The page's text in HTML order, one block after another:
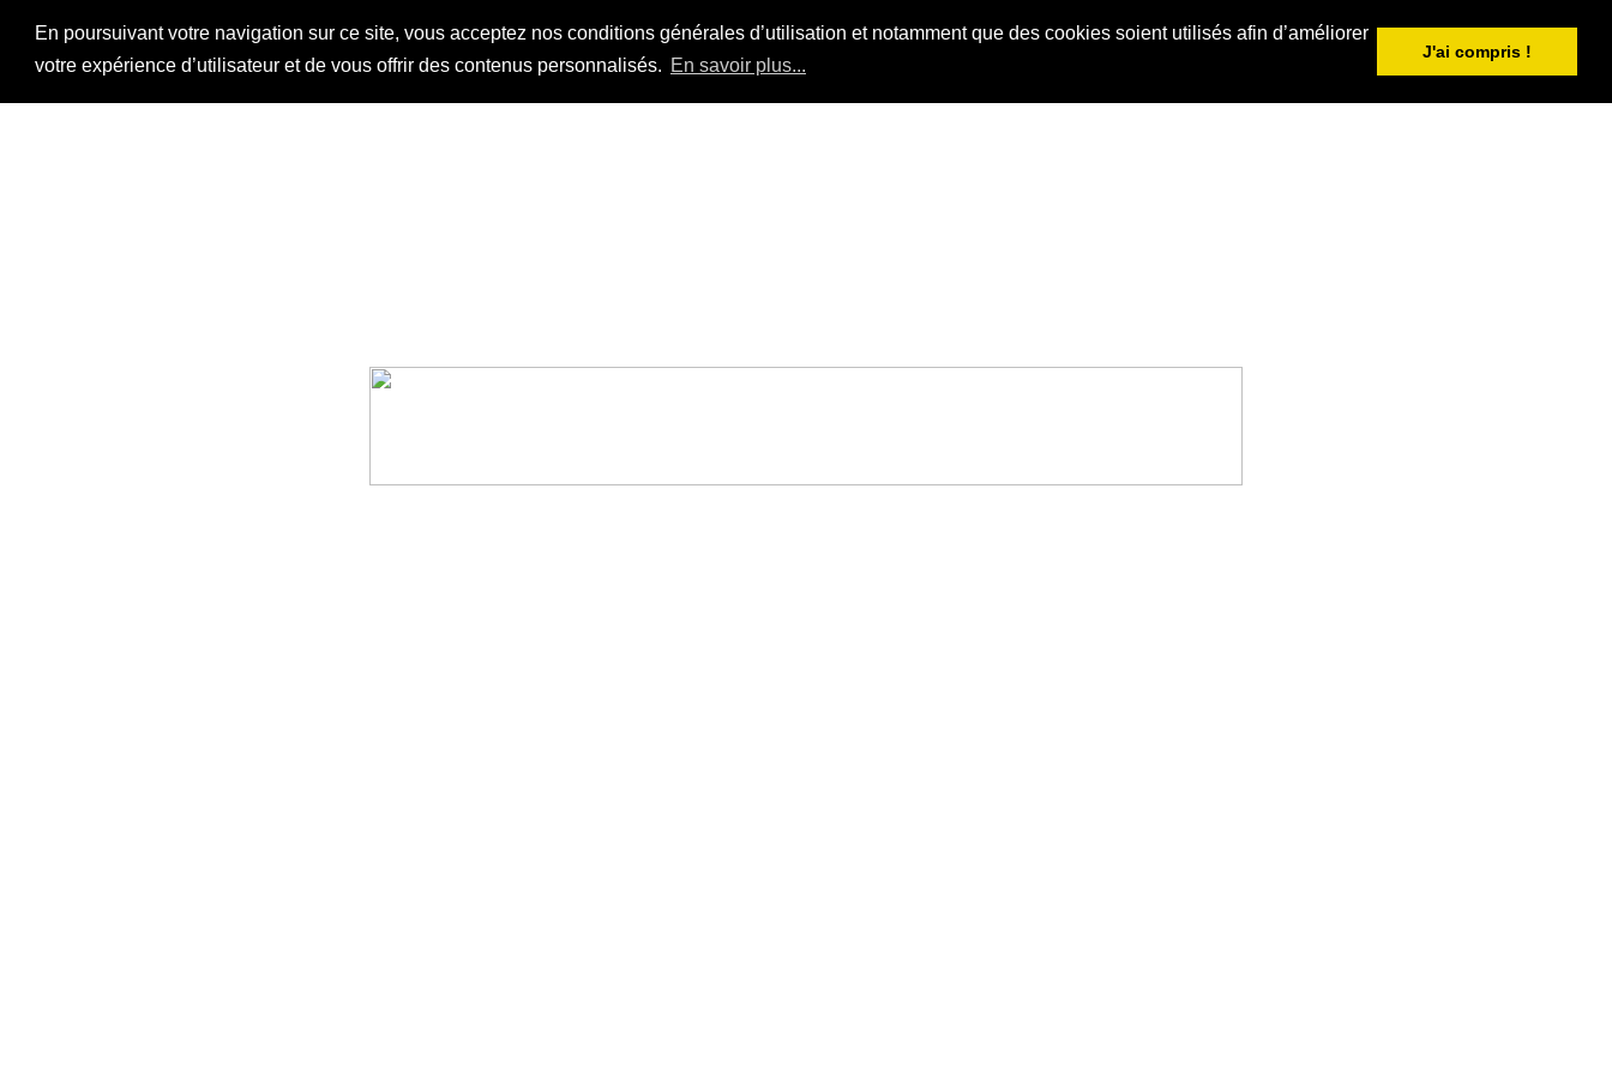
En poursuivant votre navigation sur ce site, vous acceptez nos conditions générales d’utilisation et notamment que des cookies soient utilisés afin d’améliorer
votre expérience d’utilisateur et de vous offrir des contenus personnalisés. En savoir plus...
J'ai compris !